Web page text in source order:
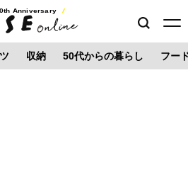
Anniversary
収納 50代からの暮らし フー